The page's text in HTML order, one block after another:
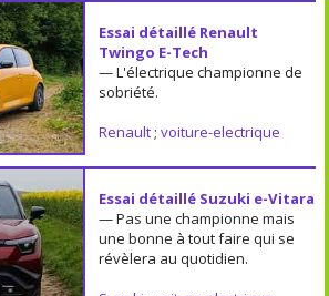
Essai détaillé Renault
Twingo E-Tech
— L'électrique championne de
sobriété.
Renault; voiture-electrique
Essai détaillé Suzuki e-Vitara
— Pas une championne mais
une bonne à tout faire qui se
révèlera au quotidien.